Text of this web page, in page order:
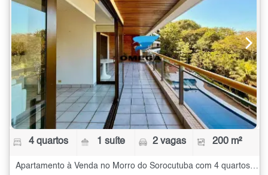
4 quartos 1 suíte 2 vagas 200 m²
Apartamento à Venda no Morro do Sorocutuba com 4 quartos - 200 m²